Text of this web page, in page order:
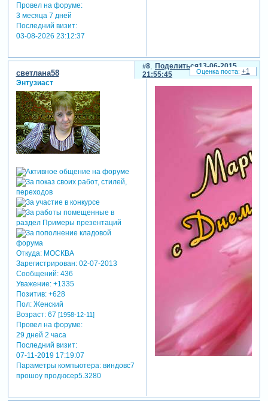
Провел на форуме:
3 месяца 7 дней
Последний визит:
03-08-2026 23:12:37
Поделиться
8
13-06-2015
21:55:45
светлана58
Энтузиаст
Откуда:МОСКВА
Зарегистрирован: 02-07-2013
Сообщений:436
Уважение: +1335
Позитив: +628
Пол:Женский
Возраст:67 [1958-12-11]
Провел на форуме:
29 дней 2 часа
Последний визит:
07-11-2019 17:19:07
Параметры компьютера:виндовс7
прошоу продюсер5.3280
+1